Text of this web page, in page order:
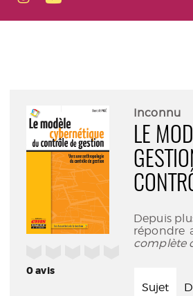
0avis
Inconnu
LE
Depuis
répondre
complète
Sujet